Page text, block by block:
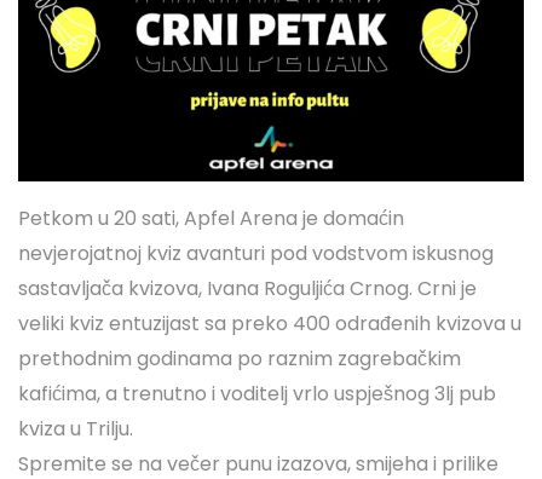
Petkom u 20 sati, Apfel Arena je domaćin
nevjerojatnoj kviz avanturi pod vodstvom iskusnog
sastavljača kvizova, Ivana Roguljića Crnog. Crni je
veliki kviz entuzijast sa preko 400 odrađenih kvizova u
prethodnim godinama po raznim zagrebačkim
kafićima, a trenutno i voditelj vrlo uspješnog 3lj pub
kviza u Trilju.
Spremite se na večer punu izazova, smijeha i prilike